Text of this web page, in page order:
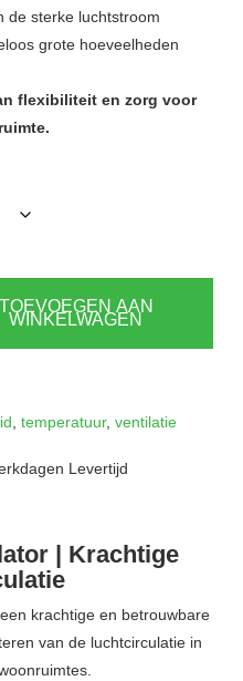
de sterke luchtstroom
grote hoeveelheden
flexibiliteit en zorg voor
TOEVOEGEN AAN
WINKELWAGEN
, temperatuur, ventilatie
Levertijd
| Krachtige
krachtige en betrouwbare
van de luchtcirculatie in